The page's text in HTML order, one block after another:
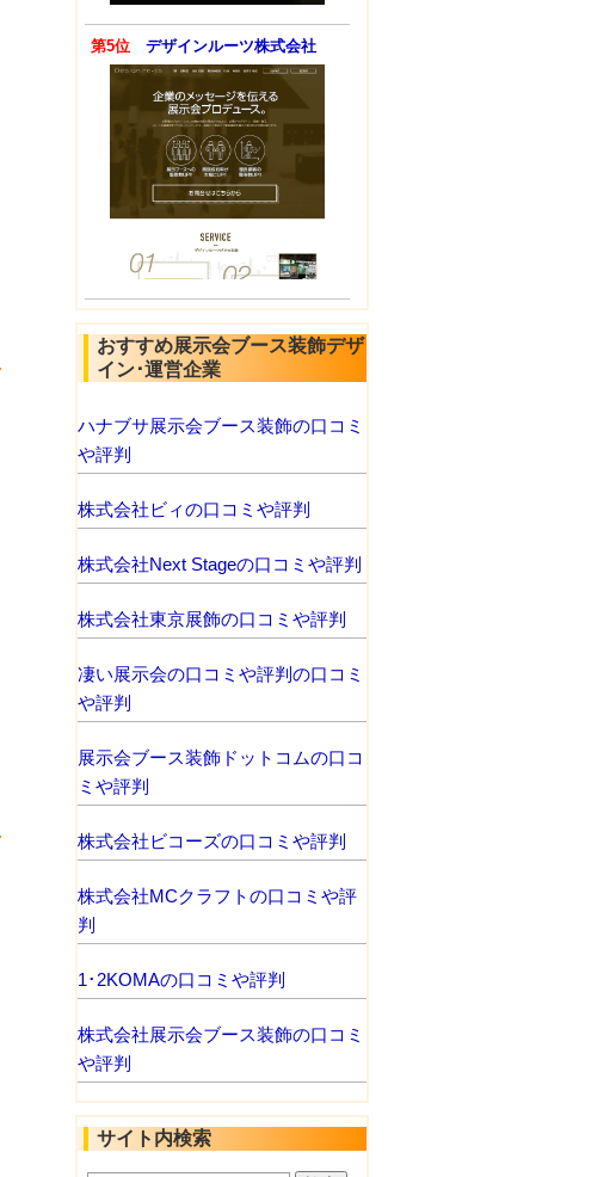
第5位 デザインルーツ株式会社
おすすめ展示会ブース装飾デザ
イン･運営企業
ハナブサ展示会ブース装飾の口コミ
や評判
株式会社ビィの口コミや評判
株式会社Next Stageの口コミや評判
株式会社東京展飾の口コミや評判
凄い展示会の口コミや評判の口コミ
や評判
展示会ブース装飾ドットコムの口コ
ミや評判
株式会社ビコーズの口コミや評判
株式会社MCクラフトの口コミや評
判
1･2KOMAの口コミや評判
株式会社展示会ブース装飾の口コミ
や評判
サイト内検索